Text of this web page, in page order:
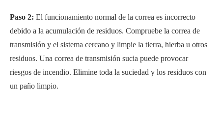
Paso 2: El funcionamiento normal de la correa es incorrecto
debido a la acumulación de residuos. Compruebe la correa de
transmisión y el sistema cercano y limpie la tierra, hierba u otros
residuos. Una correa de transmisión sucia puede provocar
riesgos de incendio. Elimine toda la suciedad y los residuos con
un paño limpio.